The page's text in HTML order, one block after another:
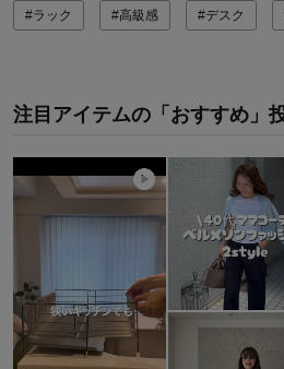
#ラック #高級感 #デスク
注目アイテムの「おすすめ」